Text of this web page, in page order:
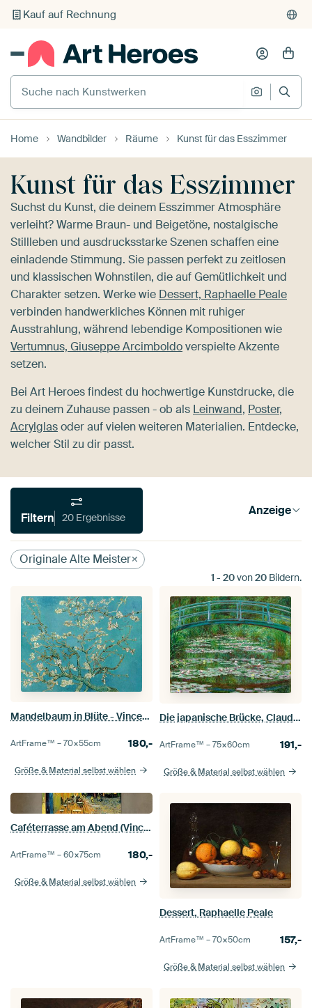
Kauf auf Rechnung
Individueller Druck auf Bestellung
Suche nach Kunstwerken
Suche
Home Wandbilder Räume Kunst für das Esszimmer
Kunst für das Esszimmer
Suchst du Kunst, die deinem Esszimmer Atmosphäre
verleiht? Warme Braun- und Beigetöne, nostalgische
Stillleben und ausdrucksstarke Szenen schaffen eine
einladende Stimmung. Sie passen perfekt zu zeitlosen
und klassischen Wohnstilen, die auf Gemütlichkeit und
Charakter setzen. Werke wie Dessert, Raphaelle Peale
verbinden handwerkliches Können mit ruhiger
Ausstrahlung, während lebendige Kompositionen wie
Vertumnus, Giuseppe Arcimboldoverspielte Akzente
setzen.
Bei Art Heroes findest du hochwertige Kunstdrucke, die
zu deinem Zuhause passen - ob als Leinwand, Poster,
Acrylglasoder auf vielen weiteren Materialien. Entdecke,
welcher Stil zu dir passt.
Filtern 20 Ergebnisse Anzeige
1 - 20von20 Bildern.
Originale Alte Meister
Mandelbaum in Blüte - Vincent van Gogh
ArtFrame™ –70×55cm 180,-
Größe & Material selbst wählen
Die japanische Brücke, Claude Monet
ArtFrame™ –75×60cm 191,-
Größe & Material selbst wählen
Caféterrasse am Abend (Vincent van Gogh)
ArtFrame™ –60×75cm 180,-
Größe & Material selbst wählen
Dessert, Raphaelle Peale
ArtFrame™ –70×50cm 157,-
Größe & Material selbst wählen